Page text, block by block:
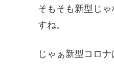
そもそも新型じ
すね。
じゃぁ新型コロ